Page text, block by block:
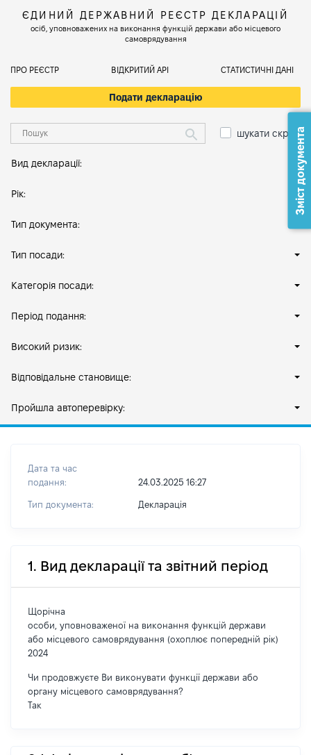
ЄДИНИЙ ДЕРЖАВНИЙ РЕЄСТР ДЕКЛАРАЦІЙ
осіб, уповноважених на виконання функцій держави або місцевого
самоврядування
ПРО РЕЄСТР ВІДКРИТИЙ АРІ СТАТИСТИЧНІ ДАНІ
Подати декларацію
шукати скрізь
Вид декларації:
Рік:
Тип документа:
Тип посади:
Категорія посади:
Період подання:
Високий ризик:
Відповідальне становище:
Пройшла автоперевірку:
Дата та час
подання:
24.03.2025 16:27
Тип документа: Декларація
1. Вид декларації та звітний період
Щорічна
особи, уповноваженої на виконання функцій держави
або місцевого самоврядування (охоплює попередній рік)
2024
Чи продовжуєте Ви виконувати функції держави або
органу місцевого самоврядування?
Так
Зміст документа